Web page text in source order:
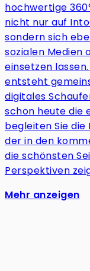
hochwertige
nicht nur auf
sondern sich
sozialen Medien
einsetzen
entsteht
digitales
schon heute die
begleiten Sie
der in den
die schönsten
Perspektiven
Mehr anzeigen